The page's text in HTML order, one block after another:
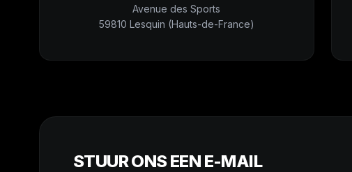
Avenue des Sports
59810 Lesquin (Hauts-de-France)
STUUR ONS EEN E-MAIL